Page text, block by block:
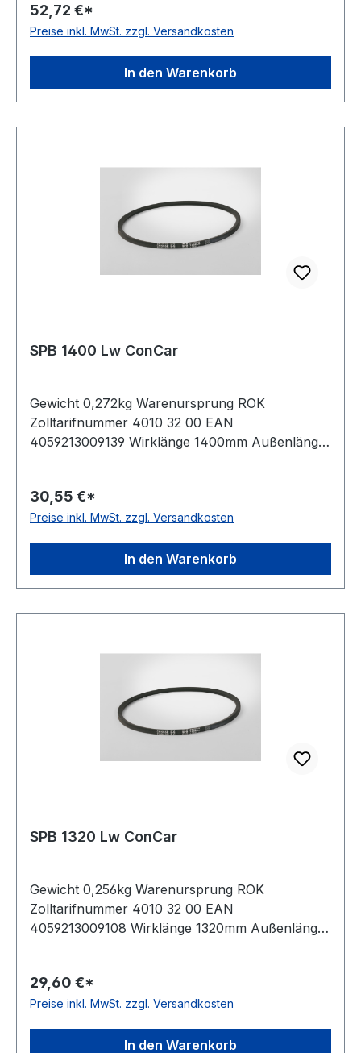
Norm DIN 7753 Material Neoprene Zugstrang
Polyester Breite 16,3mm Höhe 13mm
52,72 €*
Preise inkl. MwSt. zzgl. Versandkosten
In den Warenkorb
SPB 1400 Lw ConCar
Gewicht 0,272kg Warenursprung ROK
Zolltarifnummer 4010 32 00 EAN
4059213009139 Wirklänge 1400mm Außenlänge
Norm DIN 7753 Material Neoprene Zugstrang
Polyester Breite 16,3mm Höhe 13mm
30,55 €*
Preise inkl. MwSt. zzgl. Versandkosten
In den Warenkorb
SPB 1320 Lw ConCar
Gewicht 0,256kg Warenursprung ROK
Zolltarifnummer 4010 32 00 EAN
4059213009108 Wirklänge 1320mm Außenlänge
Norm DIN 7753 Material Neoprene Zugstrang
Polyester Breite 16,3mm Höhe 13mm
29,60 €*
Preise inkl. MwSt. zzgl. Versandkosten
In den Warenkorb